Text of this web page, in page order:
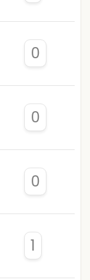
0
0
0
1